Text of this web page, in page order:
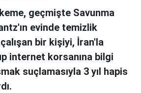
geçmişte Savunma
evinde temizlik
bir kişiyi, İran'la
internet korsanına bilgi
suçlamasıyla 3 yıl hapis